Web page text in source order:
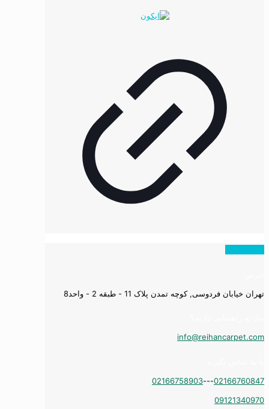
تهران خیابان فردوسی, کوچه تمدن پلاک 11 - طبقه 2 - واحد8
info@reihancarpet.com
02166760847
---
02166758903
09121340970